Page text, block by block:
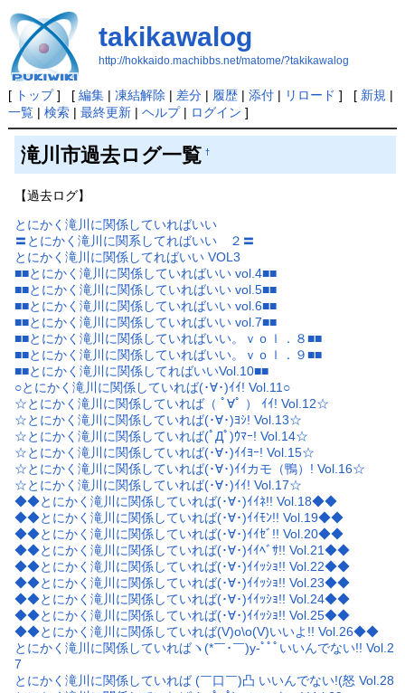
takikawalog
http://hokkaido.machibbs.net/matome/?takikawalog
[ トップ] [ 編集| 凍結解除 | 差分| 履歴| 添付| リロード ] [ 新規 |
一覧| 検索| 最終更新| ヘルプ| ログイン ]
滝川市過去ログ一覧 †
【過去ログ】
とにかく滝川に関係していればいい
〓とにかく滝川に関系してればいい ２〓
とにかく滝川に関係してればいい VOL3
■■とにかく滝川に関係していればいい vol.4■■
■■とにかく滝川に関係していればいい vol.5■■
■■とにかく滝川に関係していればいい vol.6■■
■■とにかく滝川に関係していればいい vol.7■■
■■とにかく滝川に関係していればいい。ｖｏｌ．８■■
■■とにかく滝川に関係していればいい。ｖｏｌ．９■■
■■とにかく滝川に関係してればいいVol.10■■
○とにかく滝川に関係していれば(･∀･)ｲｲ! Vol.11○
☆とにかく滝川に関係していれば（ ﾟ∀ﾟ ） ｲｲ! Vol.12☆
☆とにかく滝川に関係していれば(･∀･)ﾖｼ! Vol.13☆
☆とにかく滝川に関係していれば(ﾟДﾟ)ｳﾏｰ! Vol.14☆
☆とにかく滝川に関係していれば(･∀･)ｲｲﾖｰ! Vol.15☆
☆とにかく滝川に関係していれば(･∀･)ｲｲカモ（鴨）! Vol.16☆
☆とにかく滝川に関係していれば(･∀･)ｲｲ! Vol.17☆
◆◆とにかく滝川に関係していれば(･∀･)ｲｲﾈ!! Vol.18◆◆
◆◆とにかく滝川に関係していれば(･∀･)ｲｲﾓﾝ!! Vol.19◆◆
◆◆とにかく滝川に関係していれば(･∀･)ｲｲｾﾞ!! Vol.20◆◆
◆◆とにかく滝川に関係していれば(･∀･)ｲｲﾍﾞｻ!! Vol.21◆◆
◆◆とにかく滝川に関係していれば(･∀･)ｲｲｯｼｮ!! Vol.22◆◆
◆◆とにかく滝川に関係していれば(･∀･)ｲｲｯｼｮ!! Vol.23◆◆
◆◆とにかく滝川に関係していれば(･∀･)ｲｲｯｼｮ!! Vol.24◆◆
◆◆とにかく滝川に関係していれば(･∀･)ｲｲｯｼｮ!! Vol.25◆◆
◆◆とにかく滝川に関係していれば(V)o\o(V)いいよ!! Vol.26◆◆
とにかく滝川に関係していればヽ(*￣･￣)y-ﾟﾟﾟいいんでない!! Vol.2
7
とにかく滝川に関係していれば (￣口￣)凸 いいんでない!(怒 Vol.28